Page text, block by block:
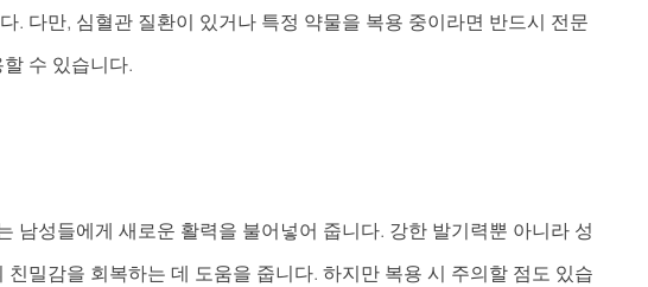
. 다만, 심혈관 질환이 있거나 특정 약물을 복용 중이라면 반드시 전문
수 있습니다.
남성들에게 새로운 활력을 불어넣어 줍니다. 강한 발기력뿐 아니라 성
밀감을 회복하는 데 도움을 줍니다. 하지만 복용 시 주의할 점도 있습